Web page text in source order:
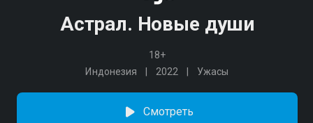
Астрал. Новые души
18+
Индонезия
2022 Ужасы
Смотреть